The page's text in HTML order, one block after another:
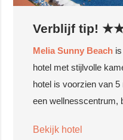
Verblijf tip!
Melia Sunny Beachis
hotel met stijlvolle
hotel is voorzien van
een wellnesscentrum,
Bekijk hotel